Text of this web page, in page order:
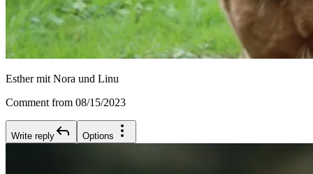
Esther mit Nora und Linu
Comment from 08/15/2023
Write reply Options